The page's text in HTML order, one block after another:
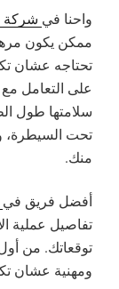
واحنا في شركة
ممكن يكون
تحتاجه عشان
على التعامل
سلامتها طول
تحت السيطرة،
منك.
أفضل فريق في
تفاصيل عملية
توقعاتك. من
ومهنية عشان